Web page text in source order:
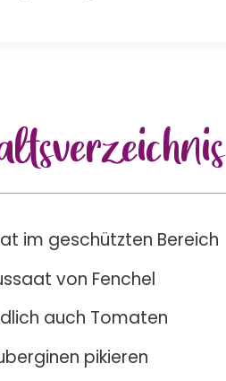
verzeichnis
im geschützten Bereich
von Fenchel
auch Tomaten
pikieren